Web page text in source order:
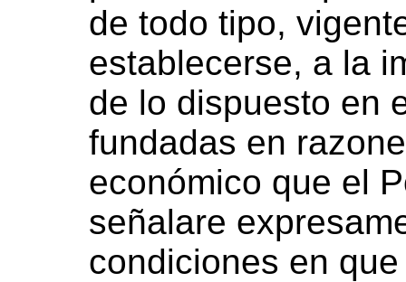
de todo tipo,
establecerse, a la
de lo dispuesto en
fundadas en
económico que el
señalare
condiciones en